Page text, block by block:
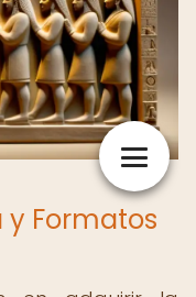
Formatos